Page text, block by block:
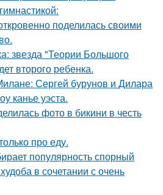
поделилась своими
звезда "Теории Большого
второго ребенка.
Сергей бурунов и Дилара
канье уэста.
фото в бикини в честь
про еду.
популярность спорный
в сочетании с очень